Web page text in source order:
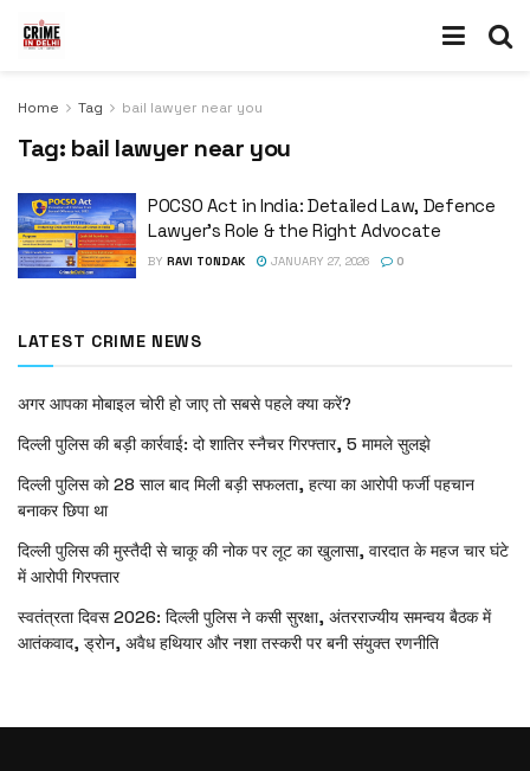
Home Tag bail lawyer near you
Tag: bail lawyer near you
POCSO Act in India: Detailed Law, Defence
Lawyer’s Role & the Right Advocate
BY RAVI TONDAK JANUARY 27, 2026 0
LATEST CRIME NEWS
अगर आपका मोबाइल चोरी हो जाए तो सबसे पहले क्या करें?
दिल्ली पुलिस की बड़ी कार्रवाई: दो शातिर स्नैचर गिरफ्तार, 5 मामले सुलझे
दिल्ली पुलिस को 28 साल बाद मिली बड़ी सफलता, हत्या का आरोपी फर्जी पहचान
बनाकर छिपा था
दिल्ली पुलिस की मुस्तैदी से चाकू की नोक पर लूट का खुलासा, वारदात के महज चार घंटे
में आरोपी गिरफ्तार
स्वतंत्रता दिवस 2026: दिल्ली पुलिस ने कसी सुरक्षा, अंतरराज्यीय समन्वय बैठक में
आतंकवाद, ड्रोन, अवैध हथियार और नशा तस्करी पर बनी संयुक्त रणनीति